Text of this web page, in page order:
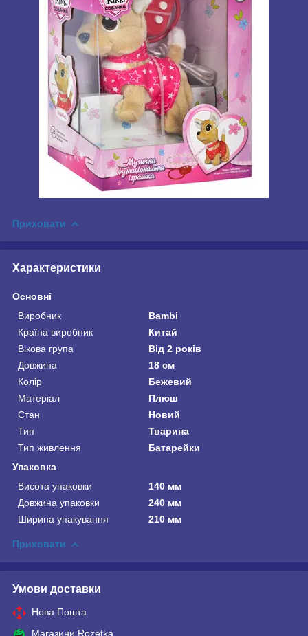
Приховати
Характеристики
Основні
Виробник
Bambi
Країна виробник
Китай
Вікова група
Від 2 років
Довжина
18 см
Колір
Бежевий
Матеріал
Плюш
Стан
Новий
Тип
Тварина
Тип живлення
Батарейки
Упаковка
Висота упаковки
140 мм
Довжина упаковки
240 мм
Ширина упакування
210 мм
Приховати
Умови доставки
Нова Пошта
Магазини Rozetka